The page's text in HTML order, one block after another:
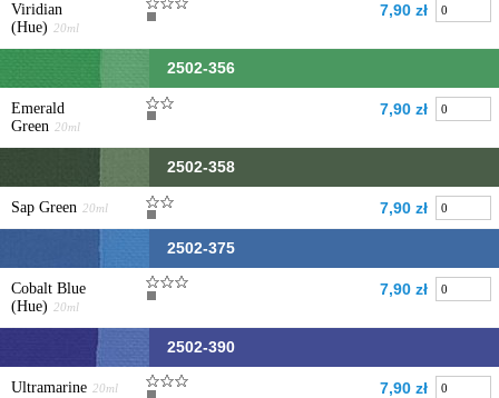
Viridian
(Hue) 20ml
7,90 zł
2502-356
Emerald
Green 20ml
7,90 zł
2502-358
Sap Green 20ml 7,90 zł
2502-375
Cobalt Blue
(Hue) 20ml
7,90 zł
2502-390
Ultramarine 20ml 7,90 zł